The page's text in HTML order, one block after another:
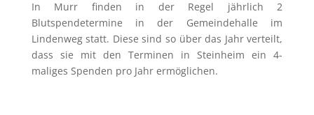
In Murr finden in der Regel jährlich 2
Blutspendetermine in der Gemeindehalle im
Lindenweg statt. Diese sind so über das Jahr verteilt,
dass sie mit den Terminen in Steinheim ein 4-
maliges Spenden pro Jahr ermöglichen.